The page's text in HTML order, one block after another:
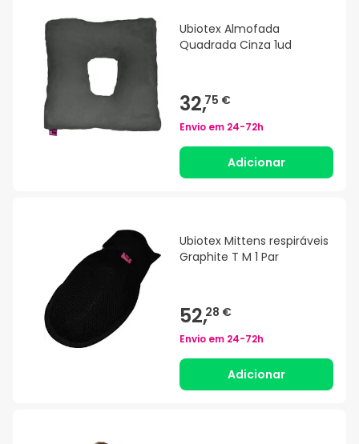
Ubiotex Almofada
Quadrada Cinza 1ud
32,75 €
Envio em 24-72h
Adicionar
Ubiotex Mittens respiráveis
Graphite T M 1 Par
52,28 €
Envio em 24-72h
Adicionar